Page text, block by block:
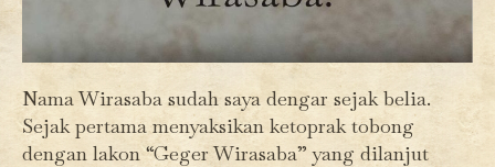
Nama Wirasaba sudah saya dengar sejak belia.
Sejak pertama menyaksikan ketoprak tobong
dengan lakon “Geger Wirasaba” yang dilanjut